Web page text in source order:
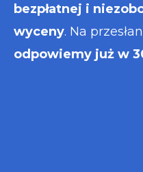
bezpłatnej i
wyceny. Na
odpowiemy już w